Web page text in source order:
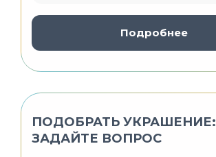
ПОДОБРАТЬ УКРАШЕНИЕ:
ЗАДАЙТЕ ВОПРОС
Подробнее